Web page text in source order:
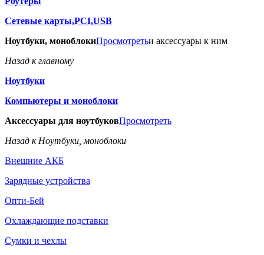
Сетевые карты,PCI,USB
Ноутбуки, моноблокиПросмотретьи аксессуары к ним
Назад к главному
Ноутбуки
Компьютеры и моноблоки
Аксессуары для ноутбуковПросмотреть
Назад к Ноутбуки, моноблоки
Внешние АКБ
Зарядные устройства
Опти-Бей
Охлаждающие подставки
Сумки и чехлы